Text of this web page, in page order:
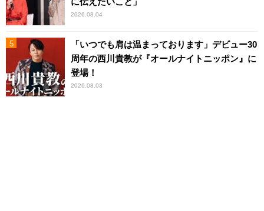
2026.08.04
「いつでも肩は温まっております」デビュー30
周年の西川貴教が『オールナイトニッポン』に
登場！
2026.08.03